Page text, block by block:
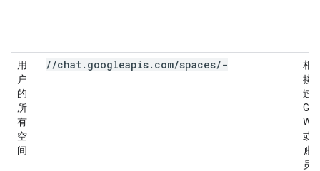
用
户
的
所
有
空
间
//chat.googleapis.com/spaces/-
相
接
过
或
账
员